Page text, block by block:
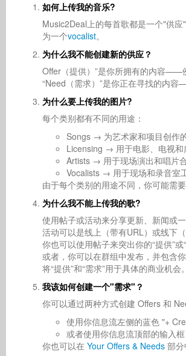
如何上传我的音乐?
Music2Deal上的每首歌都是一个"供
为一个vocalist。
为什么我不能创建新的供应？
Offer（提供）”是你所拥有的内容——
“Need（需求）”是你正在寻找的内
为什么要上传我的图片?
每个类别都有不同的用途：
Songs → 为艺术家和项目创作
Licensing → 用于电影、电视和
Artists → 用于现场演出和唱片
Vocalists → 用于现场和录音室
由于每个类别的用途不同，你可能需
为什么我不能上传我的歌?
使用帖子或活动来分享更新、新闻或一
活动可以是线上（带有URL）或线下（
你也可以使用帖子来突出你的“提供”或
或者，你可以在群组中发布，并包含
将“提供”和“需求”用于具体的商业机会。
我该如何创建一个"需求"？
你可以通过两种方式创建 Offers 和
使用你信息流左侧的蓝色 "+
或者使用你信息流顶部的输入框
你也可以在 Your Offers & Needs 部分